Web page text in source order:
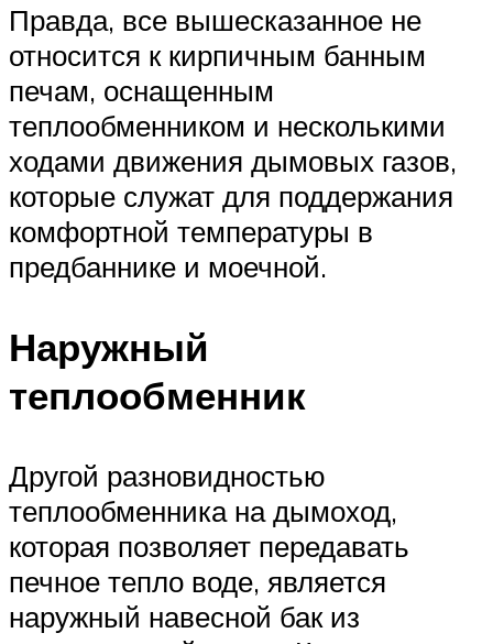
Правда, все вышесказанное не
относится к кирпичным банным
печам, оснащенным
теплообменником и несколькими
ходами движения дымовых газов,
которые служат для поддержания
комфортной температуры в
предбаннике и моечной.
Наружный
теплообменник
Другой разновидностью
теплообменника на дымоход,
которая позволяет передавать
печное тепло воде, является
наружный навесной бак из